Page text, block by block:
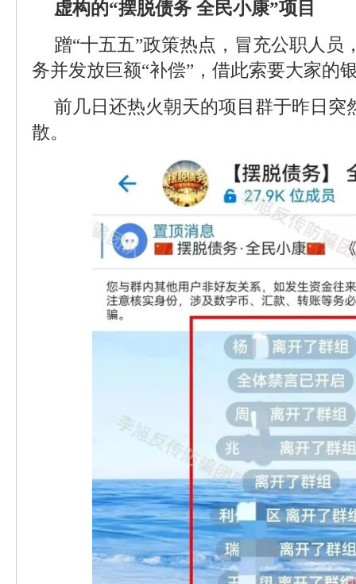
虚构的“摆脱债务 全民小康”项目
蹭“十五五”政策热点，冒充公职人员
务并发放巨额“补偿”，借此索要大家的
前几日还热火朝天的项目群于昨日突
散。